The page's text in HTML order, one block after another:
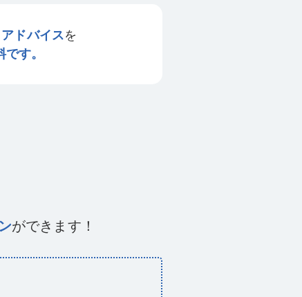
ドバイスを
す。
ができます！